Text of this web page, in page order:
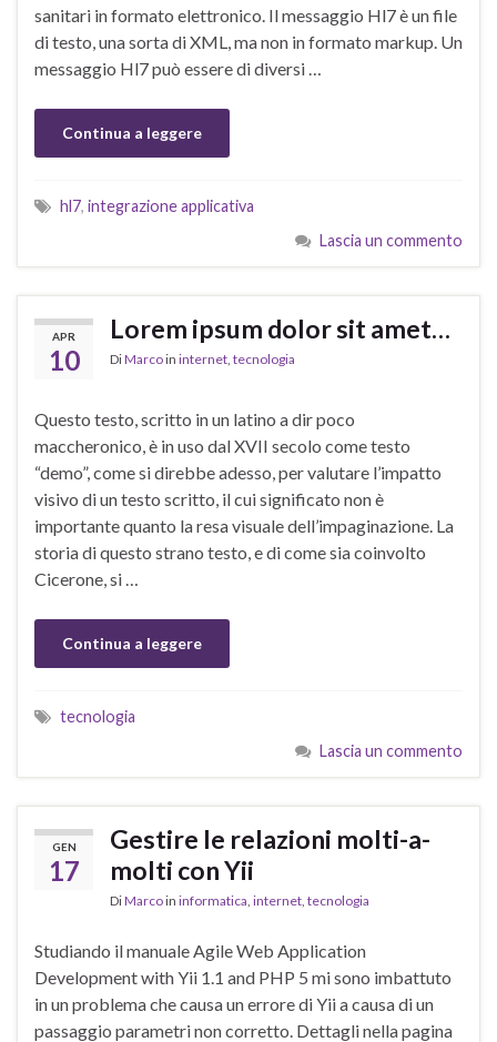
sanitari in formato elettronico. Il messaggio Hl7 è un file
di testo, una sorta di XML, ma non in formato markup. Un
messaggio Hl7 può essere di diversi …
Continua a leggere
hl7, integrazione applicativa
Lascia un commento
APR
10
Lorem ipsum dolor sit amet…
DiMarcoin internet tecnologia
Questo testo, scritto in un latino a dir poco
maccheronico, è in uso dal XVII secolo come testo
“demo”, come si direbbe adesso, per valutare l’impatto
visivo di un testo scritto, il cui significato non è
importante quanto la resa visuale dell’impaginazione. La
storia di questo strano testo, e di come sia coinvolto
Cicerone, si …
Continua a leggere
tecnologia
Lascia un commento
GEN
17
Gestire le relazioni molti-a-
molti con Yii
DiMarcoin informatica internet tecnologia
Studiando il manuale Agile Web Application
Development with Yii 1.1 and PHP 5 mi sono imbattuto
in un problema che causa un errore di Yii a causa di un
passaggio parametri non corretto. Dettagli nella pagina